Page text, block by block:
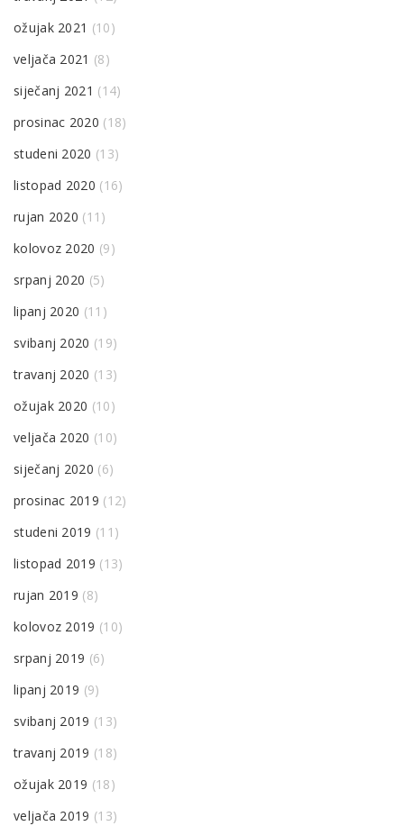
ožujak 2021 (10)
veljača 2021 (8)
siječanj 2021 (14)
prosinac 2020 (18)
studeni 2020 (13)
listopad 2020 (16)
rujan 2020 (11)
kolovoz 2020 (9)
srpanj 2020 (5)
lipanj 2020 (11)
svibanj 2020 (19)
travanj 2020 (13)
ožujak 2020 (10)
veljača 2020 (10)
siječanj 2020 (6)
prosinac 2019 (12)
studeni 2019 (11)
listopad 2019 (13)
rujan 2019 (8)
kolovoz 2019 (10)
srpanj 2019 (6)
lipanj 2019 (9)
svibanj 2019 (13)
travanj 2019 (18)
ožujak 2019 (18)
veljača 2019 (13)